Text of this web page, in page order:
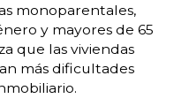
monoparentales,
y mayores de 65
que las viviendas
más dificultades